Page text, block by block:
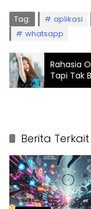
Tag: aplikasi
whatsapp
Rahasia
Tapi Tak
Berita Terkait